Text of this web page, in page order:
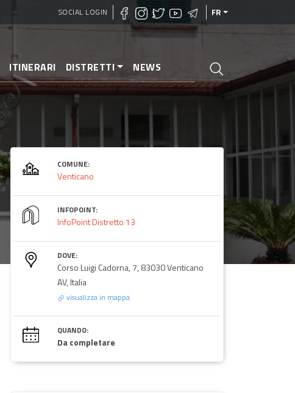
SOCIAL LOGIN FR
ITINERARI DISTRETTI NEWS
COMUNE:
Venticano
INFOPOINT:
InfoPoint Distretto 13
DOVE:
Corso Luigi Cadorna, 7, 83030 Venticano
AV, Italia
visualizza in mappa
QUANDO:
Da completare